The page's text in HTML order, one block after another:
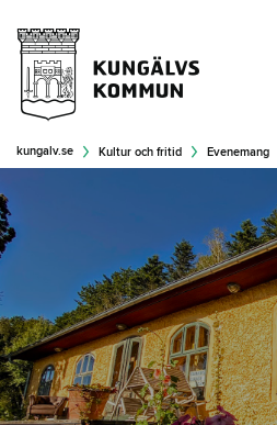
kungalv.se Kultur och fritid Evenemang